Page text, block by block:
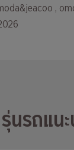
,
รุ่นรถแน